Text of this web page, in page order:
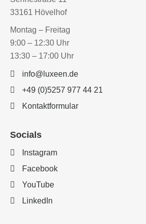
33161 Hövelhof
Montag – Freitag
9:00 – 12:30 Uhr
13:30 – 17:00 Uhr
info@luxeen.de
+49 (0)5257 977 44 21
Kontaktformular
Socials
Instagram
Facebook
YouTube
LinkedIn